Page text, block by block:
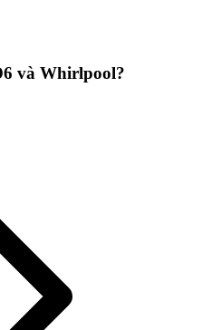
và Whirlpool?